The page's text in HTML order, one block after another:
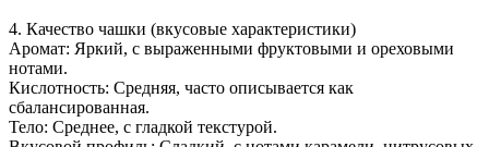
4. Качество чашки (вкусовые характеристики)
Аромат: Яркий, с выраженными фруктовыми и ореховыми
нотами.
Кислотность: Средняя, часто описывается как
сбалансированная.
Тело: Среднее, с гладкой текстурой.